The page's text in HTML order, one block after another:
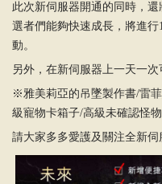
此次新伺服器開通的同時，
選者們能夠快速成長，將進
動。
另外，在新伺服器上一天一次
※雅美莉亞的吊墜製作書/雷
級寵物卡箱子/高級未確認怪
請大家多多愛護及關注全新伺